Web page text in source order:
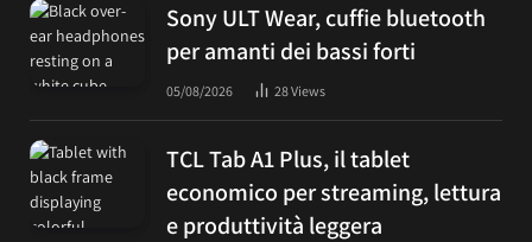
Sony ULT Wear, cuffie bluetooth
per amanti dei bassi forti
05/08/2026 28Views
TCL Tab A1 Plus, il tablet
economico per streaming, lettura
e produttività leggera